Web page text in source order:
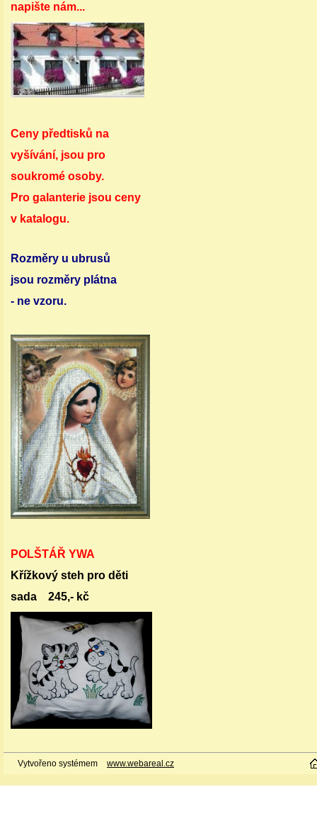
napište nám...
Ceny předtisků na
vyšívání, jsou pro
soukromé osoby.
Pro galanterie jsou ceny
v katalogu.
Rozměry u ubrusů
jsou rozměry plátna
- ne vzoru.
POLŠTÁŘ YWA
Křížkový steh pro děti
sada 245,- kč
Vytvořeno systémem www.webareal.cz